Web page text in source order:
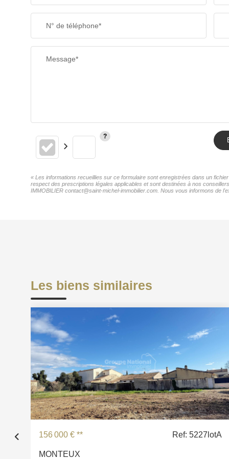
RESTAURANTS ET CAFÉS
N° de téléphone*
Message*
« Les informations recueillies sur ce formulaire sont enregistrées dans un
respect des prescriptions légales applicables et sont destinées à nos
IMMOBILIER contact@saint-michel-immobilier.com. Nous vous informons de
Les biens similaires
156 000 € ** Ref: 5227lotA
MONTEUX